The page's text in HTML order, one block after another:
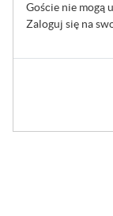
Goście nie mogą
Zaloguj się na